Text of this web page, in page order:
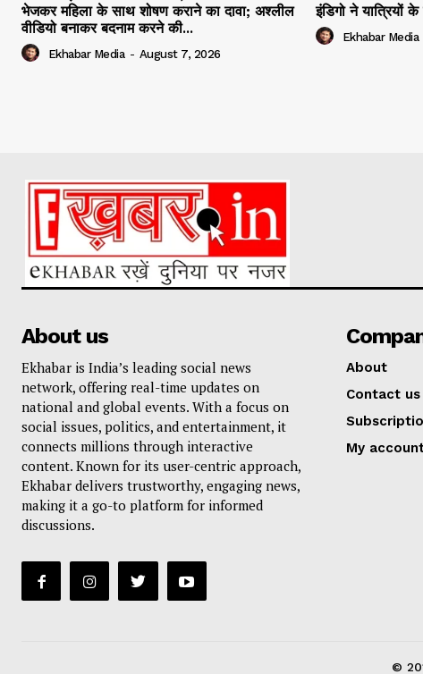
भेजकर महिला के साथ शोषण कराने का दावा; अश्लील
वीडियो बनाकर बदनाम करने की...
Ekhabar Media - August 7, 2026
इंडिगो ने यात्रियों
Ekhabar Media
About us
Ekhabar is India’s leading social news
network, offering real-time updates on
national and global events. With a focus on
social issues, politics, and entertainment, it
connects millions through interactive
content. Known for its user-centric approach,
Ekhabar delivers trustworthy, engaging news,
making it a go-to platform for informed
discussions.
About
Contact us
My
©